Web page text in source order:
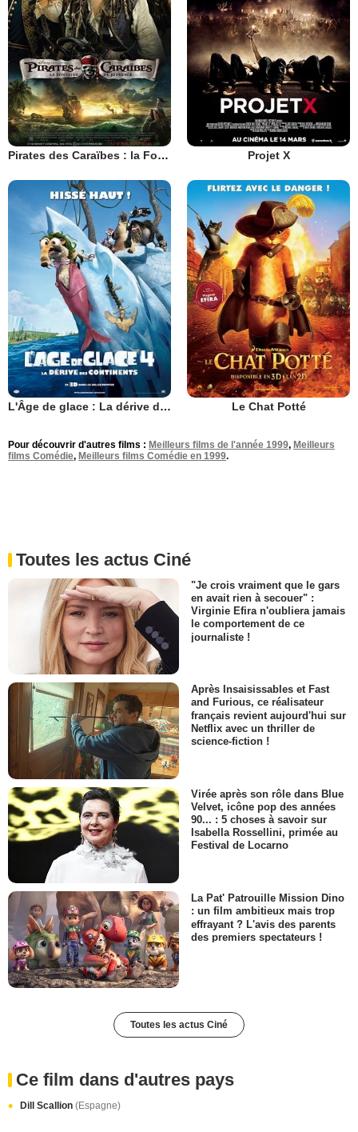
Pirates des Caraïbes : la Fontaine de Jouvence Projet X
L'Âge de glace : La dérive des continents Le Chat Potté
Pour découvrir d'autres films : Meilleurs films de l'année 1999, Meilleurs
films Comédie, Meilleurs films Comédie en 1999.
Toutes les actus Ciné
"Je crois vraiment que le gars
en avait rien à secouer" :
Virginie Efira n'oubliera jamais
le comportement de ce
journaliste !
Après Insaisissables et Fast
and Furious, ce réalisateur
français revient aujourd'hui sur
Netflix avec un thriller de
science-fiction !
Virée après son rôle dans Blue
Velvet, icône pop des années
90... : 5 choses à savoir sur
Isabella Rossellini, primée au
Festival de Locarno
La Pat' Patrouille Mission Dino
: un film ambitieux mais trop
effrayant ? L'avis des parents
des premiers spectateurs !
Toutes les actus Ciné
Ce film dans d'autres pays
Dill Scallion (Espagne)